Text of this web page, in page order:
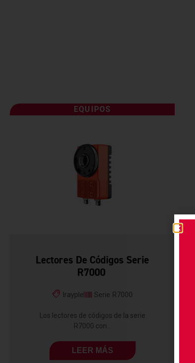
EQUIPOS
Lectores De Códigos Serie
R7000
Irayple Serie R7000
Los lectores de códigos de la serie
R7000 con...
LEER MÁS